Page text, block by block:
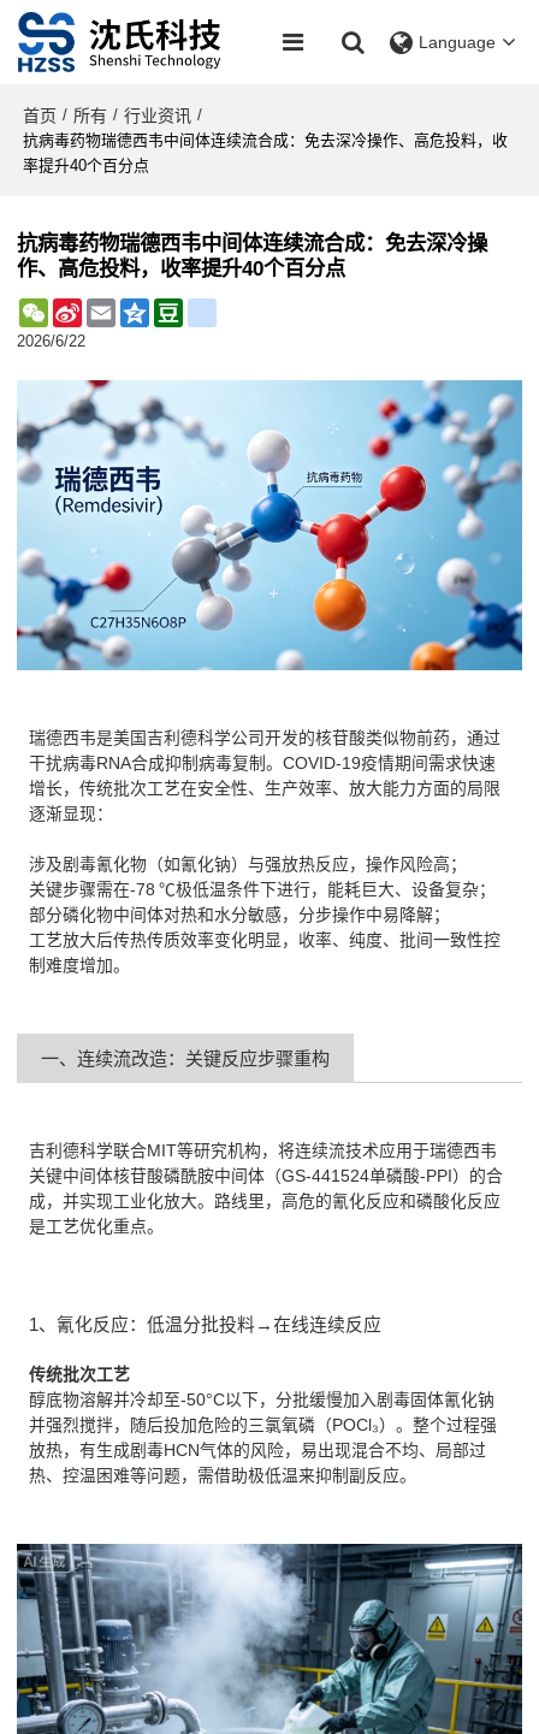
Language
首页 / 所有 / 行业资讯 /
抗病毒药物瑞德西韦中间体连续流合成：免去深冷操作、高危投料，收
率提升40个百分点
抗病毒药物瑞德西韦中间体连续流合成：免去深冷操
作、高危投料，收率提升40个百分点
WeChat
Sina
Weibo
Email Qzone
2026/6/22
瑞德西韦是美国吉利德科学公司开发的核苷酸类似物前药，通过
干扰病毒RNA合成抑制病毒复制。COVID-19疫情期间需求快速
增长，传统批次工艺在安全性、生产效率、放大能力方面的局限
逐渐显现：
涉及剧毒氰化物（如氰化钠）与强放热反应，操作风险高；
关键步骤需在-78 ℃极低温条件下进行，能耗巨大、设备复杂；
部分磷化物中间体对热和水分敏感，分步操作中易降解；
工艺放大后传热传质效率变化明显，收率、纯度、批间一致性控
制难度增加。
一、连续流改造：关键反应步骤重构
吉利德科学联合MIT等研究机构，将连续流技术应用于瑞德西韦
关键中间体核苷酸磷酰胺中间体（GS-441524单磷酸-PPI）的合
成，并实现工业化放大。路线里，高危的氰化反应和磷酸化反应
是工艺优化重点。
1、氰化反应：低温分批投料→在线连续反应
传统批次工艺
醇底物溶解并冷却至-50°C以下，分批缓慢加入剧毒固体氰化钠
并强烈搅拌，随后投加危险的三氯氧磷（POCl₃）。整个过程强
放热，有生成剧毒HCN气体的风险，易出现混合不均、局部过
热、控温困难等问题，需借助极低温来抑制副反应。